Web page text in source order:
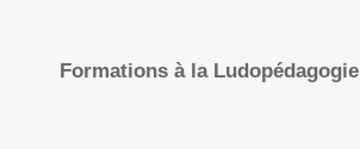
Formations à la Ludopédagogie